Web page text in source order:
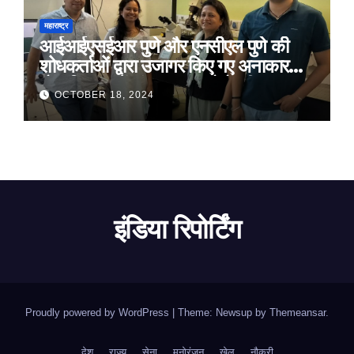
महाराष्ट्र
आईआईएसईआर पुणे और एनसीएल पुणे की
शोधकर्ताओं द्वारा उजागर किए गए अनाकार
ठोस विरूपण में संरचनात्मक दोषों की प्रमुख
भूमिका
OCTOBER 18, 2024
इंडिया रिपोर्टिंग
Proudly powered by WordPress | Theme: Newsup by Themeansar.
देश राज्य सेना मनोरंजन खेल नौकरी